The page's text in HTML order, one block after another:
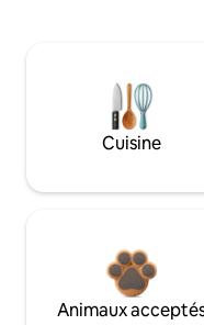
Cuisine
Animaux